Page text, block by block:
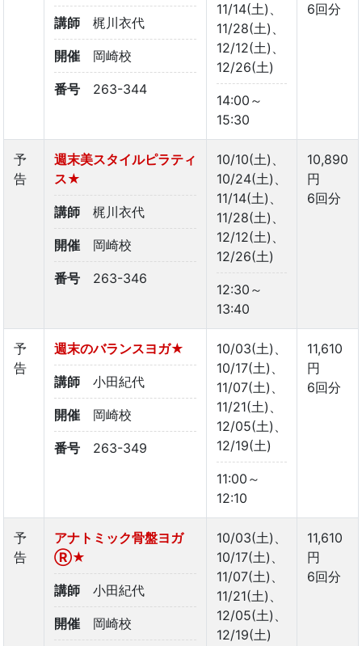
講師 梶川衣代
開催 岡崎校
番号 263-344
11/14(土)、
11/28(土)、
12/12(土)、
12/26(土)
14:00～
15:30
6回分
予
告
週末美スタイルピラティ
ス★
講師 梶川衣代
開催 岡崎校
番号 263-346
10/10(土)、
10/24(土)、
11/14(土)、
11/28(土)、
12/12(土)、
12/26(土)
12:30～
13:40
10,890
円
6回分
予
告
週末のバランスヨガ★
講師 小田紀代
開催 岡崎校
番号 263-349
10/03(土)、
10/17(土)、
11/07(土)、
11/21(土)、
12/05(土)、
12/19(土)
11:00～
12:10
11,610
円
6回分
予
告
アナトミック骨盤ヨガ
Ⓡ★
講師 小田紀代
開催 岡崎校
10/03(土)、
10/17(土)、
11/07(土)、
11/21(土)、
12/05(土)、
12/19(土)
11,610
円
6回分